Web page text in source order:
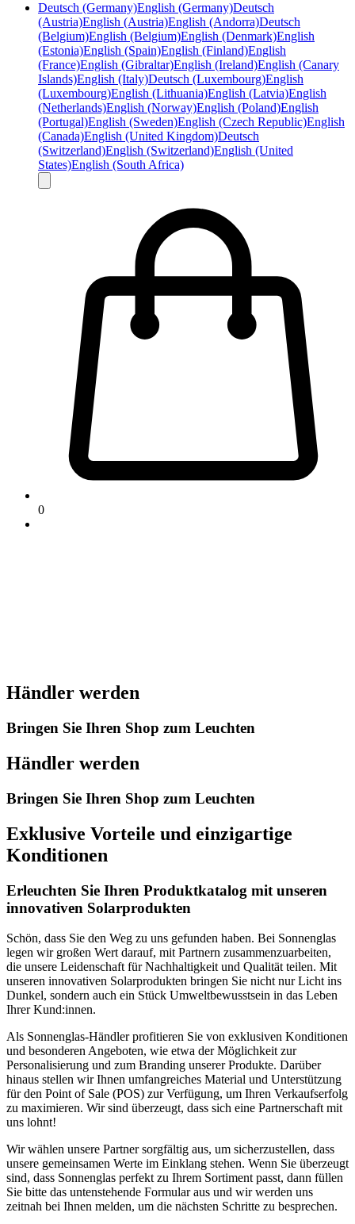
Deutsch (Germany)English (Germany)Deutsch
(Austria)English (Austria)English (Andorra)Deutsch
(Belgium)English (Belgium)English (Denmark)English
(Estonia)English (Spain)English (Finland)English
(France)English (Gibraltar)English (Ireland)English (Canary
Islands)English (Italy)Deutsch (Luxembourg)English
(Luxembourg)English (Lithuania)English (Latvia)English
(Netherlands)English (Norway)English (Poland)English
(Portugal)English (Sweden)English (Czech Republic)English
(Canada)English (United Kingdom)Deutsch
(Switzerland)English (Switzerland)English (United
States)English (South Africa)
0
Händler werden
Bringen Sie Ihren Shop zum Leuchten
Händler werden
Bringen Sie Ihren Shop zum Leuchten
Exklusive Vorteile und einzigartige
Konditionen
Erleuchten Sie Ihren Produktkatalog mit unseren
innovativen Solarprodukten
Schön, dass Sie den Weg zu uns gefunden haben. Bei Sonnenglas
legen wir großen Wert darauf, mit Partnern zusammenzuarbeiten,
die unsere Leidenschaft für Nachhaltigkeit und Qualität teilen. Mit
unseren innovativen Solarprodukten bringen Sie nicht nur Licht ins
Dunkel, sondern auch ein Stück Umweltbewusstsein in das Leben
Ihrer Kund:innen.
Als Sonnenglas-Händler profitieren Sie von exklusiven Konditionen
und besonderen Angeboten, wie etwa der Möglichkeit zur
Personalisierung und zum Branding unserer Produkte. Darüber
hinaus stellen wir Ihnen umfangreiches Material und Unterstützung
für den Point of Sale (POS) zur Verfügung, um Ihren Verkaufserfolg
zu maximieren. Wir sind überzeugt, dass sich eine Partnerschaft mit
uns lohnt!
Wir wählen unsere Partner sorgfältig aus, um sicherzustellen, dass
unsere gemeinsamen Werte im Einklang stehen. Wenn Sie überzeugt
sind, dass Sonnenglas perfekt zu Ihrem Sortiment passt, dann füllen
Sie bitte das untenstehende Formular aus und wir werden uns
zeitnah bei Ihnen melden, um die nächsten Schritte zu besprechen.